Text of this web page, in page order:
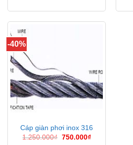
-40%
Cáp giàn phơi inox 316
1.250.000₫ Giá
750.000₫Giá